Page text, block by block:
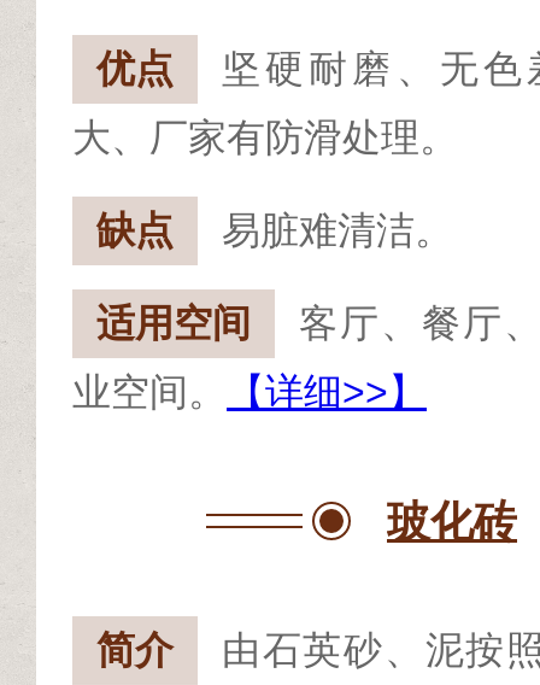
优点
坚硬耐磨、无
大、厂家有防滑处理。
缺点 易脏难清洁。
适用空间
客厅、餐厅
业空间。
【详细>>】
玻化砖
简介
由石英砂、泥按